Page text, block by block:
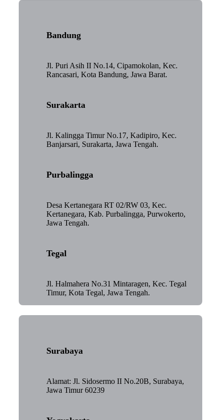
Bandung
Jl. Puri Asih II No.14, Cipamokolan, Kec.
Rancasari, Kota Bandung, Jawa Barat.
Surakarta
Jl. Kalingga Timur No.17, Kadipiro, Kec.
Banjarsari, Surakarta, Jawa Tengah.
Purbalingga
Desa Kertanegara RT 02/RW 03, Kec.
Kertanegara, Kab. Purbalingga, Purwokerto,
Jawa Tengah.
Tegal
Jl. Halmahera No.31 Mintaragen, Kec. Tegal
Timur, Kota Tegal, Jawa Tengah.
Surabaya
Alamat: Jl. Sidosermo II No.20B, Surabaya,
Jawa Timur 60239